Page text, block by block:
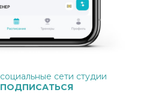
ПОДПИСАТЬСЯ
социальные сети студии